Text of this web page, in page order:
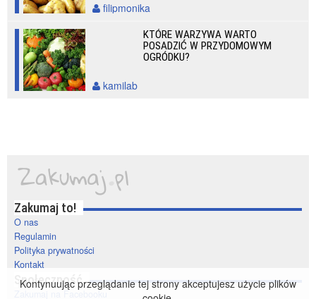
filipmonika
KTÓRE WARZYWA WARTO
POSADZIĆ W PRZYDOMOWYM
OGRÓDKU?
kamilab
Zakumaj to!
O nas
Regulamin
Polityka prywatności
Kontakt
Społeczność
Zakumaj na Facebooku
Kontynuując przeglądanie tej strony akceptujesz użycie plików